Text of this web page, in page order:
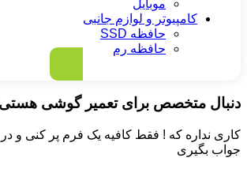
موبایل
کامپیوتر و لوازم جانبی
حافظه SSD
حافظه رم
دنبال متخصص برای تعمیر گوشی
کاری نداره که ! فقط کافیه یک فرم پر کنی و
جواب بگیری